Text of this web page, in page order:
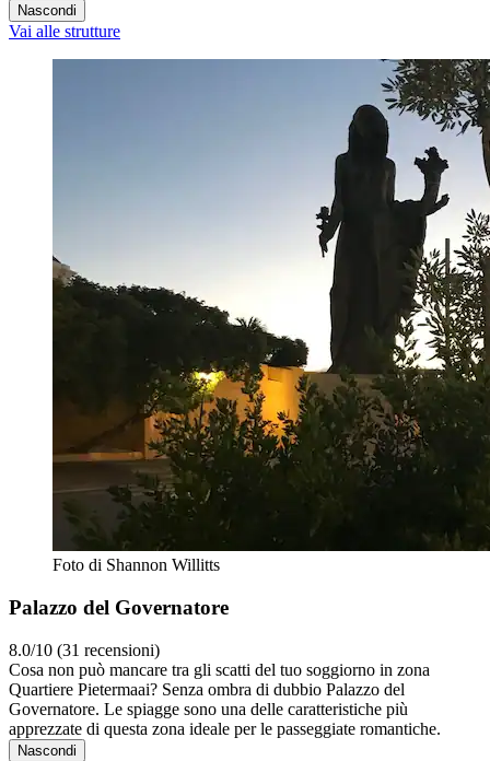
Nascondi
Vai alle strutture
Foto di Shannon Willitts
Palazzo del Governatore
8.0/10 (31 recensioni)
Cosa non può mancare tra gli scatti del tuo soggiorno in zona
Quartiere Pietermaai? Senza ombra di dubbio Palazzo del
Governatore. Le spiagge sono una delle caratteristiche più
apprezzate di questa zona ideale per le passeggiate romantiche.
Nascondi